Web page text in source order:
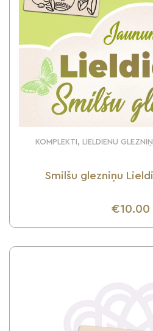
KOMPLEKTI, LIELDIENU
Smilšu glezniņu
€10.00
UZZINI